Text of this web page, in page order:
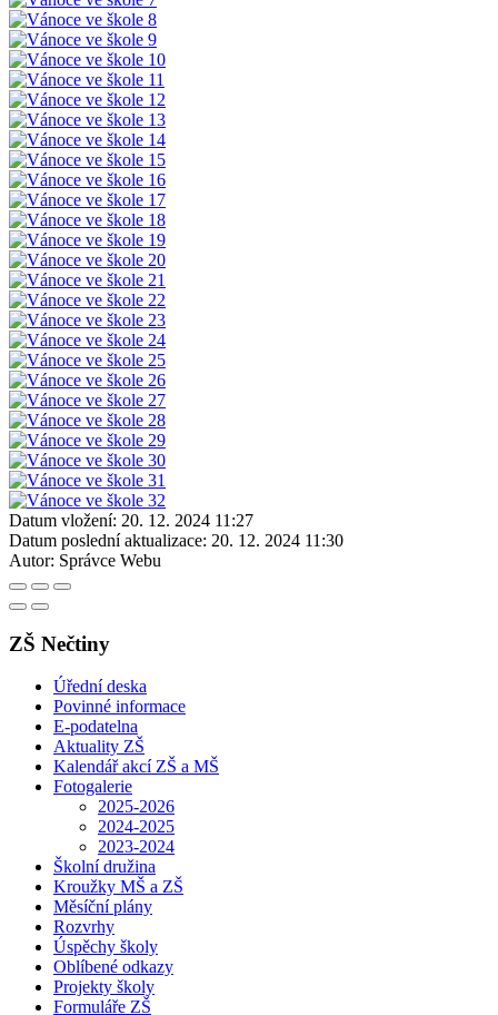
Datum vložení: 20. 12. 2024 11:27
Datum poslední aktualizace: 20. 12. 2024 11:30
Autor: Správce Webu
ZŠ Nečtiny
Úřední deska
Povinné informace
E-podatelna
Aktuality ZŠ
Kalendář akcí ZŠ a MŠ
Fotogalerie
2025-2026
2024-2025
2023-2024
Školní družina
Kroužky MŠ a ZŠ
Měsíční plány
Rozvrhy
Úspěchy školy
Oblíbené odkazy
Projekty školy
Formuláře ZŠ